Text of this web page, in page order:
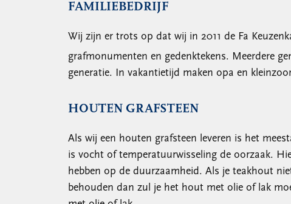
FAMILIEBEDRIJF
Wij zijn er trots op dat wij in 2011 de Fa
grafmonumenten en gedenktekens. Meerdere
generatie. In vakantietijd maken opa en
HOUTEN GRAFSTEEN
Als wij een houten grafsteen leveren is het
is vocht of temperatuurwisseling de oorzaak.
hebben op de duurzaamheid. Als je teakhout
behouden dan zul je het hout met olie of lak